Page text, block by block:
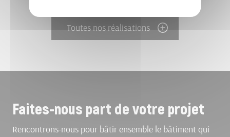
Toutes nos réalisations
Faites-nous part de votre projet
Rencontrons-nous pour bâtir ensemble le bâtiment qui